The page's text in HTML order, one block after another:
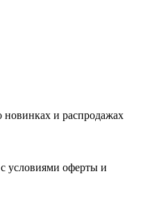
новинках и распродажах
условиями оферты и